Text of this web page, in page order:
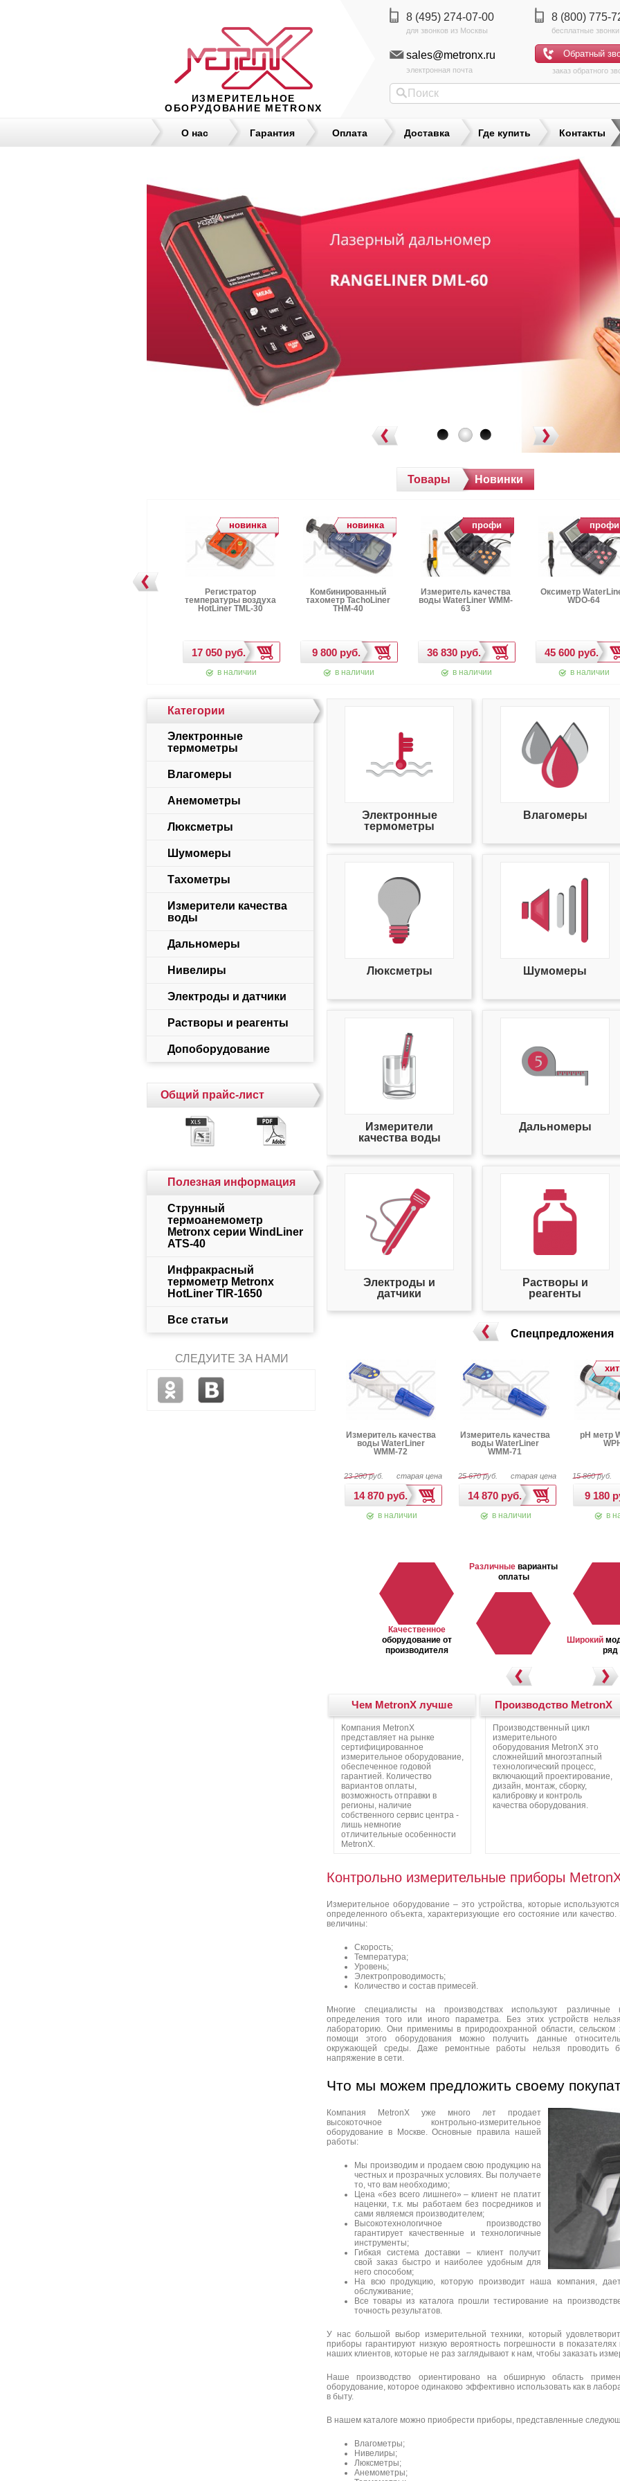
ИЗМЕРИТЕЛЬНОЕ
ОБОРУДОВАНИЕ METRONX
8 (495) 274-07-00 8 (800) 775-
sales@metronx.ru
электронная почта заказ обратного
О нас Гарантия Оплата Доставка Где купить Контакты
Товары Новинки
новинка
Регистратор
температуры воздуха
HotLiner TML-30
в наличии
новинка
Комбинированный
тахометр TachoLiner
THM-40
в наличии
профи
Измеритель качества
воды WaterLiner WMM-
63
в наличии
профи
Оксиметр
WDO-64
в наличии
Категории
Электронные
термометры
Влагомеры
Анемометры
Люксметры
Шумомеры
Тахометры
Измерители качества
воды
Дальномеры
Нивелиры
Электроды и датчики
Растворы и реагенты
Допоборудование
Общий прайс-лист
Полезная информация
Струнный
термоанемометр
Metronx серии WindLiner
ATS-40
Инфракрасный
термометр Metronx
HotLiner TIR-1650
Все статьи
СЛЕДУЙТЕ ЗА НАМИ
Электронные
термометры
Влагомеры
Люксметры Шумомеры
Измерители
качества воды
Дальномеры
Электроды и
датчики
Растворы и
реагенты
Спецпредложения
Измеритель качества
воды WaterLiner
WMM-72
23 280 руб. старая цена
в наличии
Измеритель качества
воды WaterLiner
WMM-71
25 670 руб. старая цена
в наличии
pH метр
15 860 руб.
в
Качественное
оборудование от
производителя
Различные варианты
оплаты
Широкий
ряд
Чем MetronX лучше
Компания MetronX
представляет на рынке
сертифицированное
измерительное оборудование,
обеспеченное годовой
гарантией. Количество
вариантов оплаты,
возможность отправки в
регионы, наличие
собственного сервис центра -
лишь немногие
отличительные особенности
MetronX.
Производство MetronX
Производственный цикл
измерительного
оборудования MetronX это
сложнейший многоэтапный
технологический процесс,
включающий проектирование,
дизайн, монтаж, сборку,
калибровку и контроль
качества оборудования.
Контрольно измерительные приборы
Измерительное оборудование – это устройства, которые
определенного объекта, характеризующие его состояние или
величины:
Скорость;
Температура;
Уровень;
Электропроводимость;
Количество и состав примесей.
Многие специалисты на производствах используют различные
определения того или иного параметра. Без этих устройств
лабораторию. Они применимы в природоохранной области,
помощи этого оборудования можно получить данные
окружающей среды. Даже ремонтные работы нельзя проводить
напряжение в сети.
Что мы можем предложить своему
Компания MetronX уже много лет продает
высокоточное контрольно-измерительное
оборудование в Москве. Основные правила нашей
работы:
Мы производим и продаем свою продукцию на
честных и прозрачных условиях. Вы получаете
то, что вам необходимо;
Цена «без всего лишнего» – клиент не платит
наценки, т.к. мы работаем без посредников и
сами являемся производителем;
Высокотехнологичное производство
гарантирует качественные и технологичные
инструменты;
Гибкая система доставки – клиент получит
свой заказ быстро и наиболее удобным для
него способом;
На всю продукцию, которую производит наша компания,
обслуживание;
Все товары из каталога прошли тестирование на
точность результатов.
У нас большой выбор измерительной техники, который
приборы гарантируют низкую вероятность погрешности в
наших клиентов, которые не раз заглядывают к нам, чтобы заказать
Наше производство ориентировано на обширную область
оборудование, которое одинаково эффективно использовать как в
в быту.
В нашем каталоге можно приобрести приборы, представленные
Влагометры;
Нивелиры;
Люксметры;
Анемометры;